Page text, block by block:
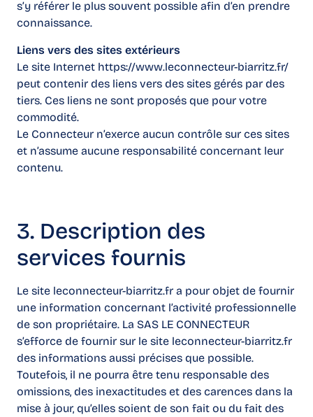
s’y référer le plus souvent possible afin d’en prendre
connaissance.
Liens vers des sites extérieurs
Le site Internet https://www.leconnecteur-biarritz.fr/
peut contenir des liens vers des sites gérés par des
tiers. Ces liens ne sont proposés que pour votre
commodité.
Le Connecteur n’exerce aucun contrôle sur ces sites
et n’assume aucune responsabilité concernant leur
contenu.
3. Description des
services fournis
Le site leconnecteur-biarritz.fr a pour objet de fournir
une information concernant l’activité professionnelle
de son propriétaire. La SAS LE CONNECTEUR
s’efforce de fournir sur le site leconnecteur-biarritz.fr
des informations aussi précises que possible.
Toutefois, il ne pourra être tenu responsable des
omissions, des inexactitudes et des carences dans la
mise à jour, qu’elles soient de son fait ou du fait des